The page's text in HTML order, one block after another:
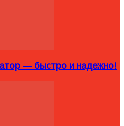
— быстро и надежно!